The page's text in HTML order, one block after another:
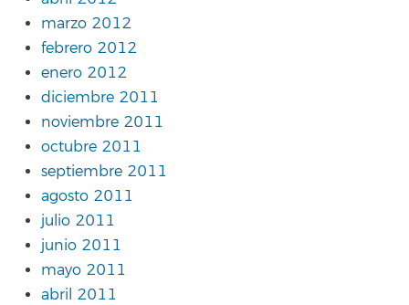
marzo 2012
febrero 2012
enero 2012
diciembre 2011
noviembre 2011
octubre 2011
septiembre 2011
agosto 2011
julio 2011
junio 2011
mayo 2011
abril 2011